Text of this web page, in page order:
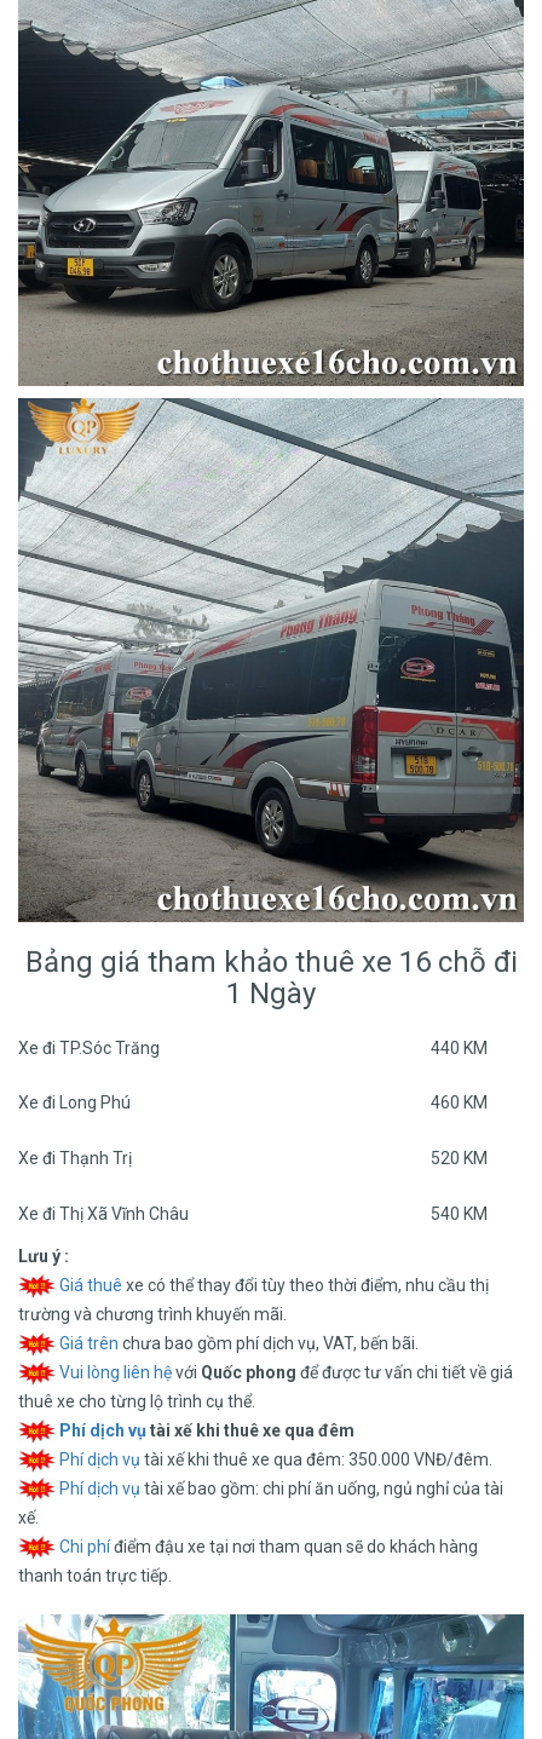
Bảng giá tham khảo thuê xe 16 chỗ đi
1 Ngày
Xe đi TP.Sóc Trăng 440 KM
Xe đi Long Phú 460 KM
Xe đi Thạnh Trị 520 KM
Xe đi Thị Xã Vĩnh Châu 540 KM
Lưu ý :
Giá thuê xe có thể thay đổi tùy theo thời điểm, nhu cầu thị
trường và chương trình khuyến mãi.
Giá trên chưa bao gồm phí dịch vụ, VAT, bến bãi.
Vui lòng liên hệvới Quốc phong để được tư vấn chi tiết về giá
thuê xe cho từng lộ trình cụ thể.
Phí dịch vụ tài xế khi thuê xe qua đêm
Phí dịch vụ tài xế khi thuê xe qua đêm: 350.000 VNĐ/đêm.
Phí dịch vụ tài xế bao gồm: chi phí ăn uống, ngủ nghỉ của tài
xế.
Chi phíđiểm đậu xe tại nơi tham quan sẽ do khách hàng
thanh toán trực tiếp.